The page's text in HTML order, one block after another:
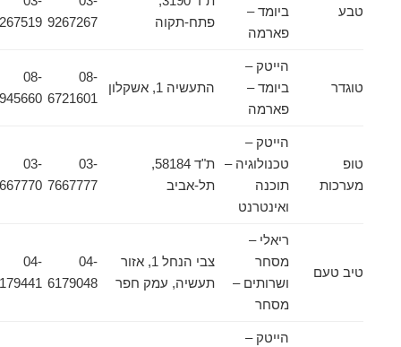
ביומד –
פארמה
פתח-תקוה
9267267
9267519
טוגדר
הייטק –
ביומד –
פארמה
התעשיה 1, אשקלון
6721601
9945660
מערכות
הייטק –
טכנולוגיה –
תוכנה
ואינטרנט
ת"ד 58184,
תל-אביב
7667777
7667770
טיב טעם
ריאלי –
מסחר
ושרותים –
מסחר
צבי הנחל 1, אזור
תעשיה, עמק חפר
04-
6179048
6179441
הייטק –